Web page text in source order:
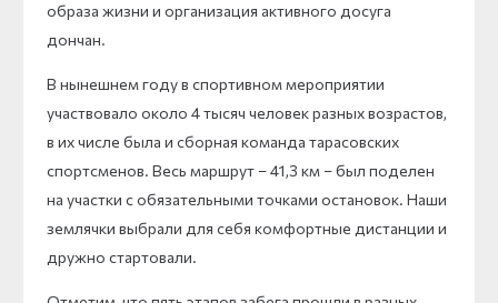
образа жизни и организация активного досуга
дончан.
В нынешнем году в спортивном мероприятии
участвовало около 4 тысяч человек разных возрастов,
в их числе была и сборная команда тарасовских
спортсменов. Весь маршрут – 41,3 км – был поделен
на участки с обязательными точками остановок. Наши
землячки выбрали для себя комфортные дистанции и
дружно стартовали.